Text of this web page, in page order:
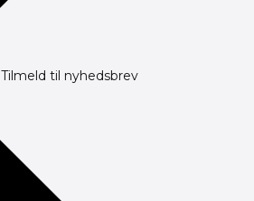
Tilmeld til nyhedsbrev